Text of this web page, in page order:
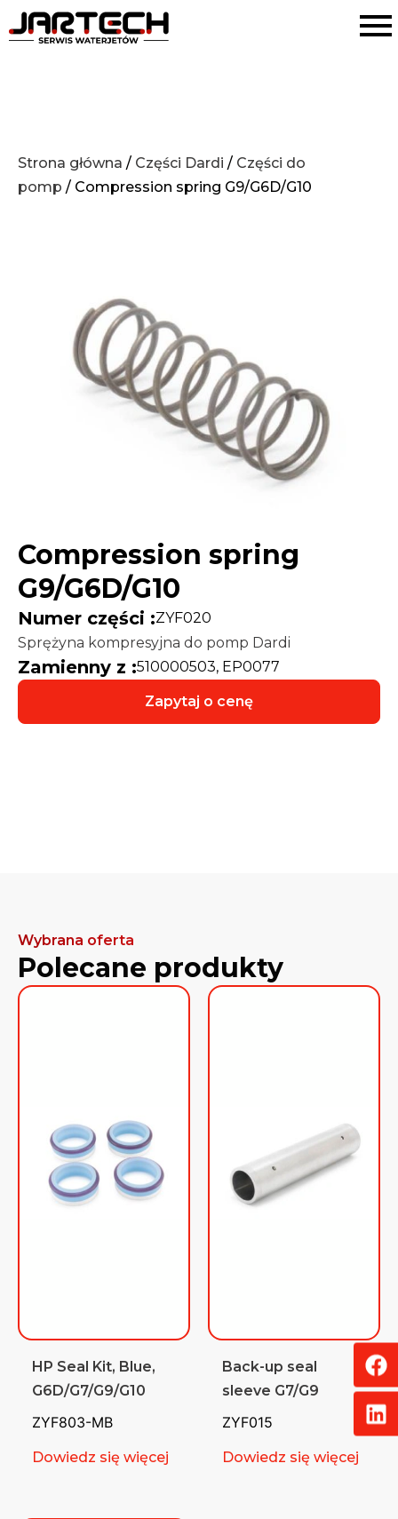
Strona główna / Części Dardi / Części do
pomp / Compression spring G9/G6D/G10
Compression spring
G9/G6D/G10
Numer części :ZYF020
Sprężyna kompresyjna do pomp Dardi
Zamienny z :510000503, EP0077
Zapytaj o cenę
Wybrana oferta
Polecane produkty
HP Seal Kit, Blue,
G6D/G7/G9/G10
ZYF803-MB
Dowiedz się więcej
Back-up seal
sleeve G7/G9
ZYF015
Dowiedz się więcej